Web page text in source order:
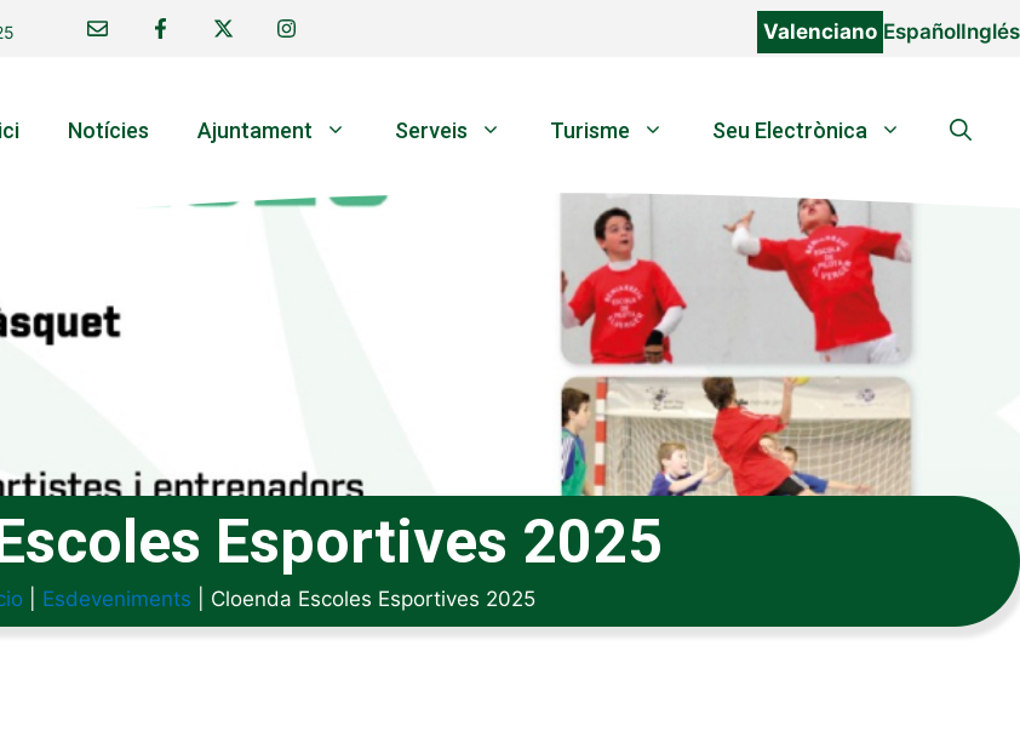
Valenciano EspañolInglés
Notícies Ajuntament Serveis Turisme Seu Electrònica
Esportives 2025
| Esdeveniments Cloenda Escoles Esportives 2025